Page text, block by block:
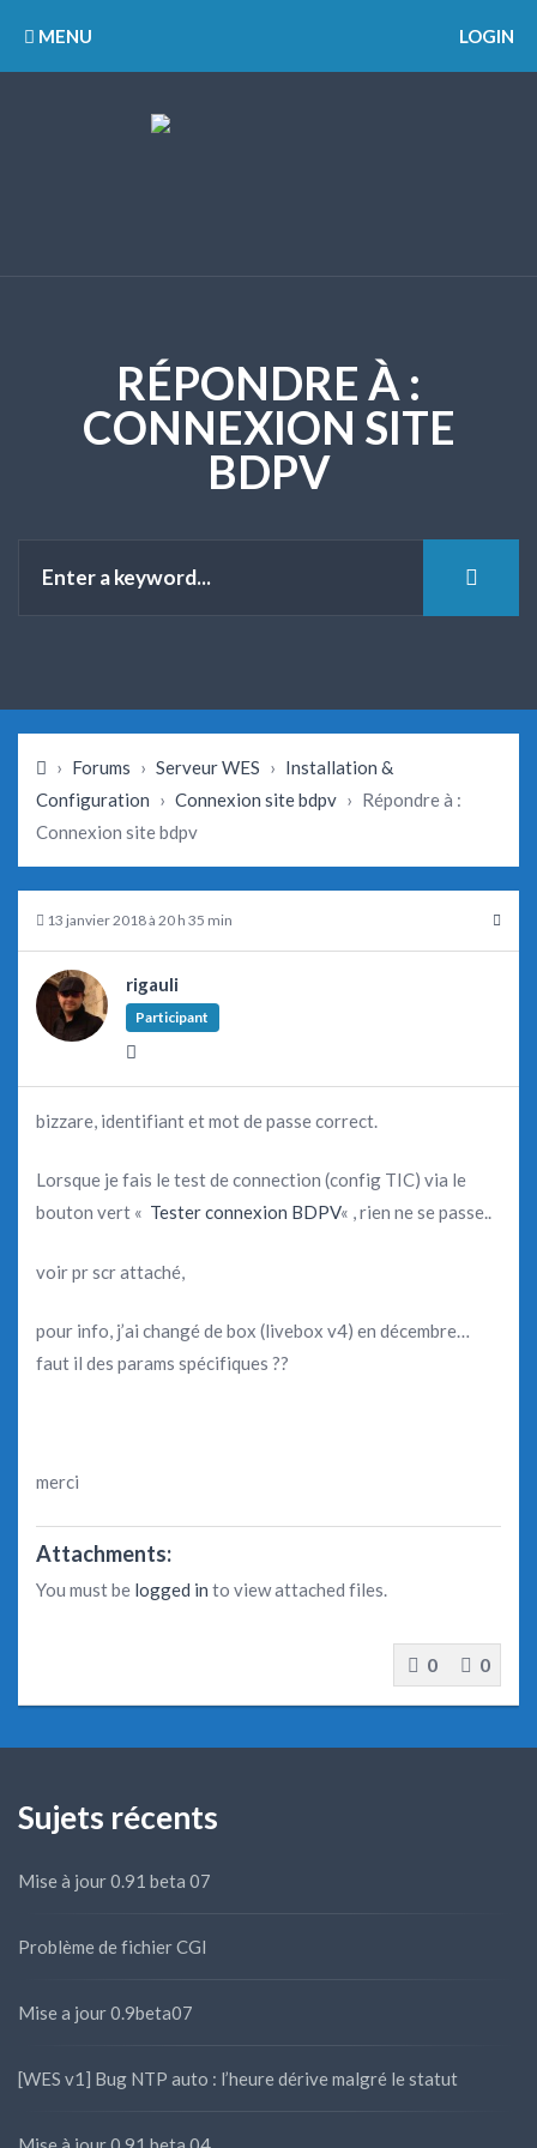
MENU LOGIN
RÉPONDRE À :
CONNEXION SITE
BDPV
› Forums › Serveur WES › Installation &
Configuration › Connexion site bdpv › Répondre à :
Connexion site bdpv
13 janvier 2018 à 20 h 35 min
rigauli
Participant
bizzare, identifiant et mot de passe correct.
Lorsque je fais le test de connection (config TIC) via le
bouton vert « Tester connexion BDPV« , rien ne se passe..
voir pr scr attaché,
pour info, j’ai changé de box (livebox v4) en décembre…
faut il des params spécifiques ??
merci
Attachments:
You must be logged in to view attached files.
0 0
Sujets récents
Mise à jour 0.91 beta 07
Problème de fichier CGI
Mise a jour 0.9beta07
[WES v1] Bug NTP auto : l’heure dérive malgré le statut